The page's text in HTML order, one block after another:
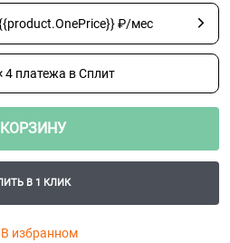
₽/мес
4 платежа в Сплит
В 1 КЛИК
В избранном